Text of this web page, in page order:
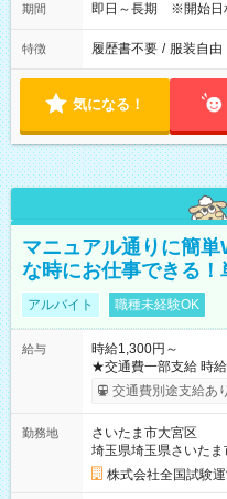
期間 即日～長期 ※開始日
特徴 履歴書不要 / 服装自由
気になる！
マニュアル通りに簡
な時にお仕事できる
アルバイト 職種未経験OK
給与
時給1,300円～
★交通費一部支給 時給1,300円～ ※試験・役割により手当あり
※勤務回数により昇
り！】 希望される場
例】 ・河合塾模擬試
×8時間＝日収10,400
円の場合あり ・国家
円（役割手当＋100円）
交通費別途支給あり
勤務地
さいたま市大宮区
埼玉県埼玉県さいたま
株式会社全国試験